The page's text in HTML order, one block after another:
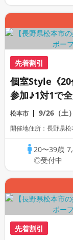
先着割引
個室Style《20
参加♪1対1で
活パーティー
松本市 9/26（土）
開催地住所：長野県
20〜39歳
◎受付中
先着割引